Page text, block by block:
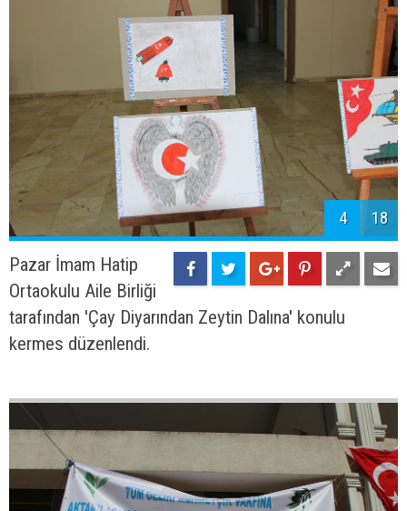
4 18
Pazar İmam Hatip
Ortaokulu Aile Birliği
tarafından 'Çay Diyarından Zeytin Dalına' konulu
kermes düzenlendi.